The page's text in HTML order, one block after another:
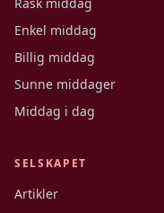
Enkel middag
Billig middag
Sunne middager
Middag i dag
SELSKAPET
Artikler